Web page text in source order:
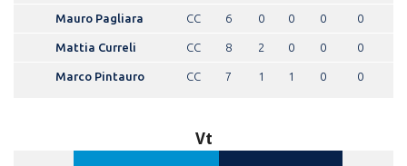
Mauro Pagliara CC 6 0 0 0 0
Mattia Curreli CC 8 2 0 0 0
Marco Pintauro CC 7 1 1 0 0
Vt